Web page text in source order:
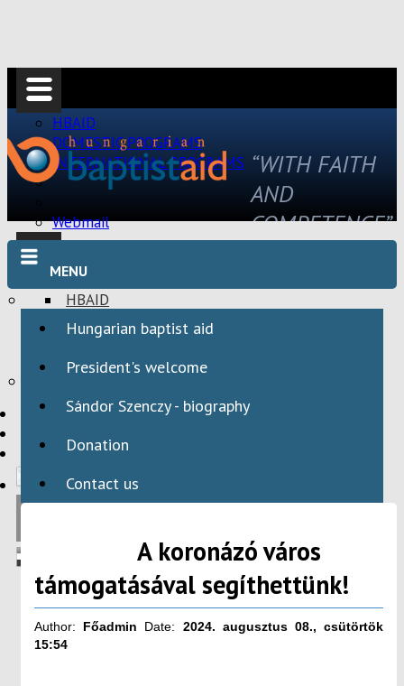
HBAID
DOMESTIC PROGRAMS
INTERNATIONAL PROGRAMS
Webmail
HBAID
DOMESTIC PROGRAMS
HBAID
INTERNATIONAL PROGRAMS
“WITH FAITH
AND
COMPETENCE”
MENU
Hungarian baptist aid
President's welcome
Sándor Szenczy - biography
Donation
Contact us
A koronázó város
támogatásával segíthettünk!
Author: Főadmin Date: 2024. augusztus 08., csütörtök
15:54